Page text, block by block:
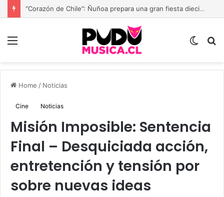
Paola Jara presenta “Mi Momento Más Humilde”: el despecho deja de llorarse y comienza a cantarse con seguridad
Menu
Switch
Home / Noticias
Cine Noticias
Misión Imposible: Sentencia
Final – Desquiciada acción,
entretención y tensión por
sobre nuevas ideas